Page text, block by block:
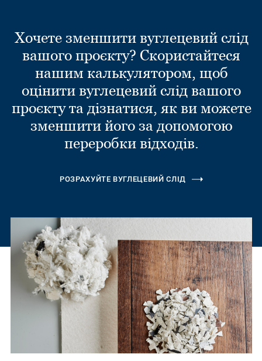
Хочете зменшити вуглецевий слід
вашого проєкту? Скористайтеся
нашим калькулятором, щоб
оцінити вуглецевий слід вашого
проєкту та дізнатися, як ви можете
зменшити його за допомогою
переробки відходів.
РОЗРАХУЙТЕ ВУГЛЕЦЕВИЙ СЛІД